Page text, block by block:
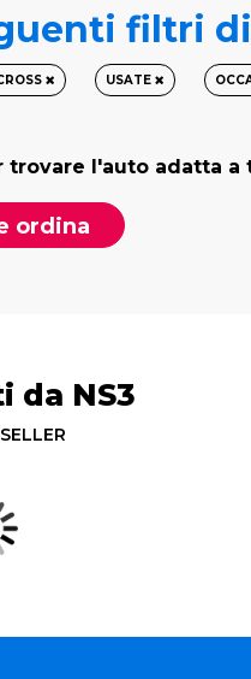
filtri
USATE
l'auto adatta a
ordina
da NS3